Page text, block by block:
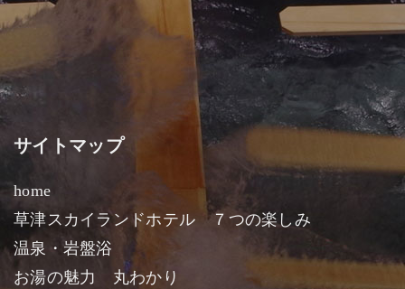
サイトマップ
home
草津スカイランドホテル ７つの楽しみ
温泉・岩盤浴
お湯の魅力 丸わかり